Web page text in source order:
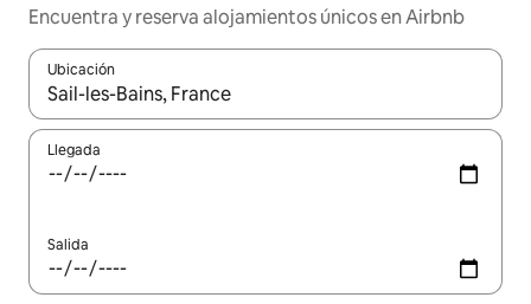
Encuentra y reserva alojamientos únicos en Airbnb
Ubicación
Cuando los resultados estén disponibles, navega con las
Llegada
Salida